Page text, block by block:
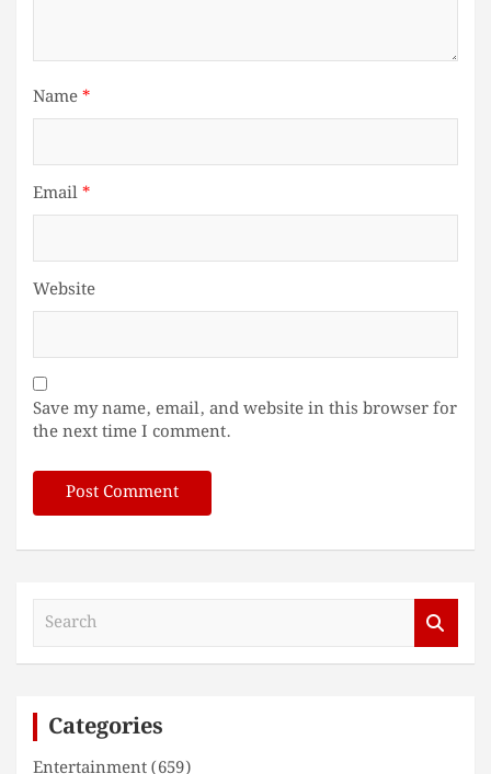
Name*
Email*
Website
Save my name, email, and website in this browser for
the next time I comment.
Categories
Entertainment(659)